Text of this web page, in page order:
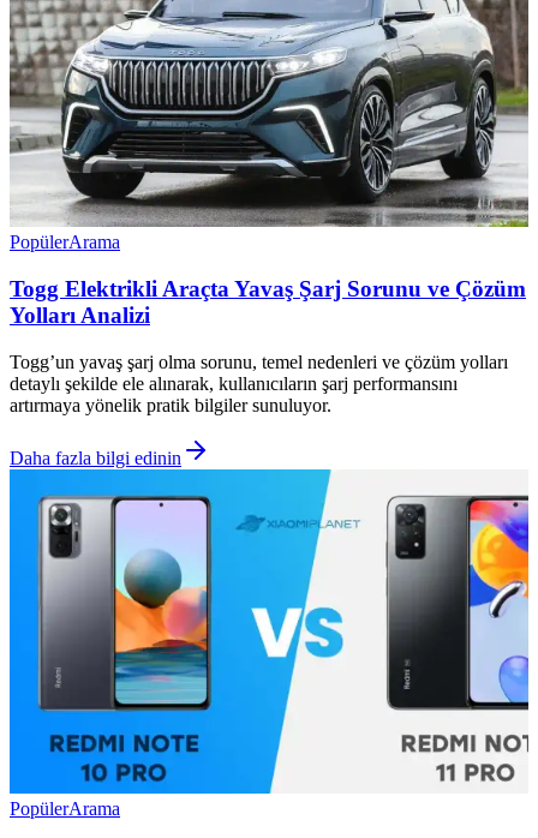
PopülerArama
Togg Elektrikli Araçta Yavaş Şarj Sorunu ve Çözüm
Yolları Analizi
Togg’un yavaş şarj olma sorunu, temel nedenleri ve çözüm yolları
detaylı şekilde ele alınarak, kullanıcıların şarj performansını
artırmaya yönelik pratik bilgiler sunuluyor.
Daha fazla bilgi edinin
PopülerArama